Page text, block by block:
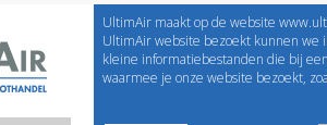
Welcome toUltimAir
UltimAir maakt op de website
UltimAir website bezoekt kunnen we
kleine informatiebestanden die bij
waarmee je onze website bezoekt,